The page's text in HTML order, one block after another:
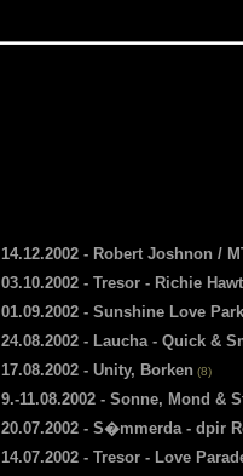
14.12.2002 - Robert Joshnon /
03.10.2002 - Tresor - Richie
01.09.2002 - Sunshine Love
24.08.2002 - Laucha - Quick &
17.08.2002 - Unity, Borken (8)
9.-11.08.2002 - Sonne, Mond &
20.07.2002 - S�mmerda - dpir
14.07.2002 - Tresor - Love